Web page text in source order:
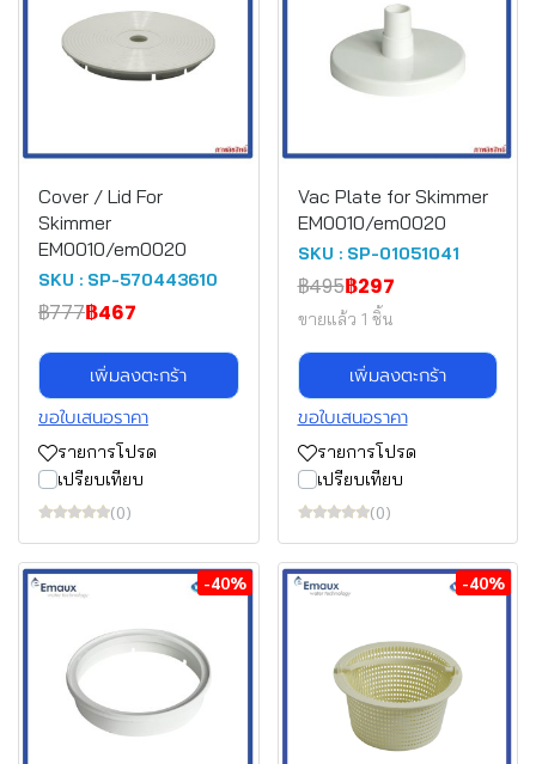
Cover / Lid For
Skimmer
EM0010/em0020
SKU : SP-570443610
฿777฿467
เพิ่มลงตะกร้า
ขอใบเสนอราคา
รายการโปรด
เปรียบเทียบ
(0)
Vac Plate for Skimmer
EM0010/em0020
SKU : SP-01051041
฿495฿297
ขายแล้ว 1 ชิ้น
เพิ่มลงตะกร้า
ขอใบเสนอราคา
รายการโปรด
เปรียบเทียบ
(0)
-40% -40%